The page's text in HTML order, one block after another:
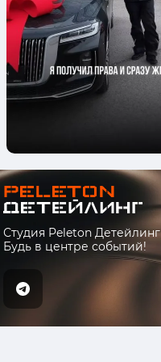
Студия Peleton Детейлинг
Будь в центре событий!